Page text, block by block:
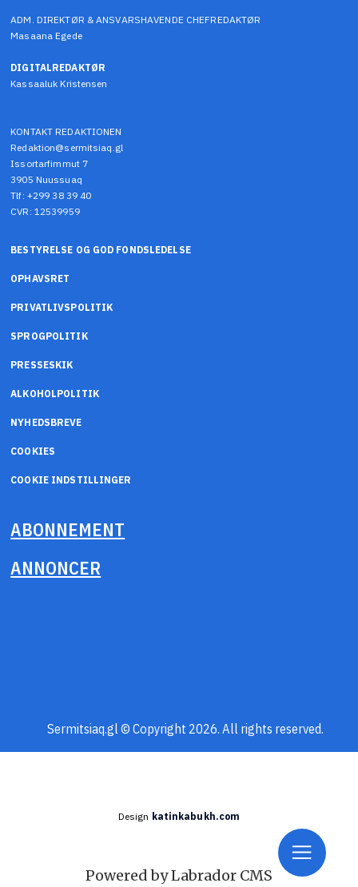
ADM. DIREKTØR & ANSVARSHAVENDE CHEFREDAKTØR
Masaana Egede
DIGITALREDAKTØR
Kassaaluk Kristensen
KONTAKT REDAKTIONEN
Redaktion@sermitsiaq.gl
Issortarfimmut 7
3905 Nuussuaq
Tlf: +299 38 39 40
CVR: 12539959
BESTYRELSE OG GOD FONDSLEDELSE
OPHAVSRET
PRIVATLIVSPOLITIK
SPROGPOLITIK
PRESSESKIK
ALKOHOLPOLITIK
NYHEDSBREVE
COOKIES
COOKIE INDSTILLINGER
ABONNEMENT
ANNONCER
Sermitsiaq.gl © Copyright 2026. All rights reserved.
Design katinkabukh.com
Powered by Labrador CMS